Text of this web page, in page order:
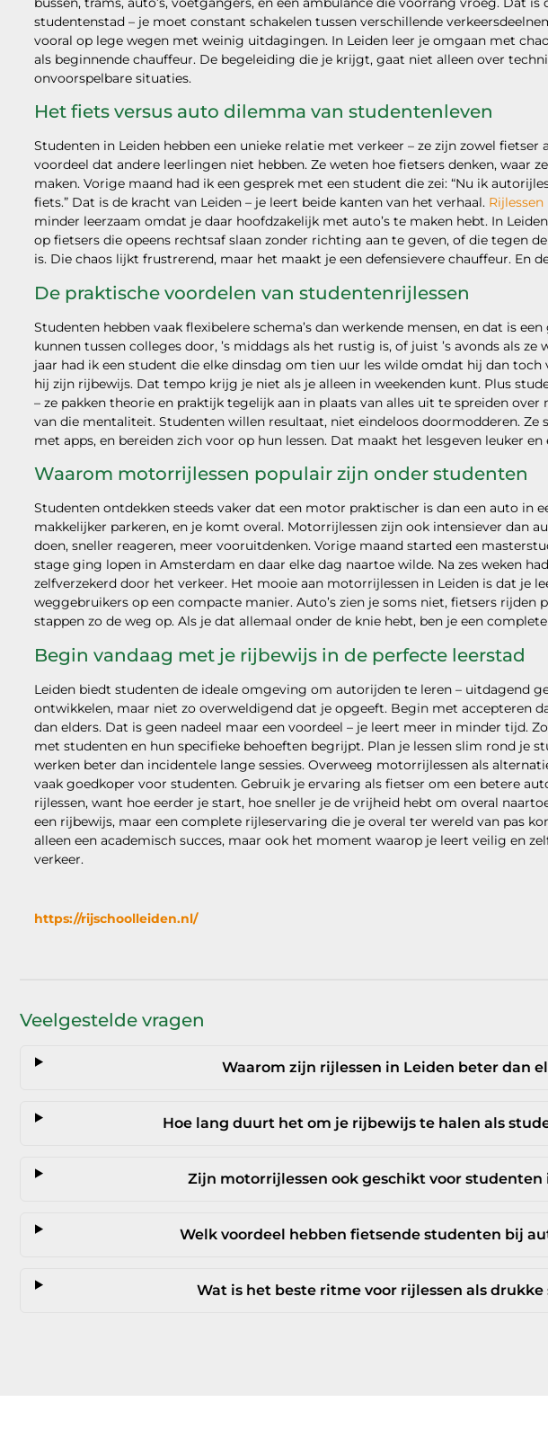
studentenstad – je moet constant schakelen tussen verschillende
vooral op lege wegen met weinig uitdagingen. In Leiden leer je omgaan met
als beginnende chauffeur. De begeleiding die je krijgt, gaat niet alleen over
onvoorspelbare situaties.
Het fiets versus auto dilemma van studentenleven
Studenten in Leiden hebben een unieke relatie met verkeer – ze zijn zowel
voordeel dat andere leerlingen niet hebben. Ze weten hoe fietsers denken, waar
maken. Vorige maand had ik een gesprek met een student die zei: “Nu ik
fiets.” Dat is de kracht van Leiden – je leert beide kanten van het verhaal.
minder leerzaam omdat je daar hoofdzakelijk met auto’s te maken hebt. In
op fietsers die opeens rechtsaf slaan zonder richting aan te geven, of die tegen
is. Die chaos lijkt frustrerend, maar het maakt je een defensievere chauffeur. En
De praktische voordelen van studentenrijlessen
Studenten hebben vaak flexibelere schema’s dan werkende mensen, en dat is
kunnen tussen colleges door, ’s middags als het rustig is, of juist ’s avonds als
jaar had ik een student die elke dinsdag om tien uur les wilde omdat hij dan toch
hij zijn rijbewijs. Dat tempo krijg je niet als je alleen in weekenden kunt. Plus
– ze pakken theorie en praktijk tegelijk aan in plaats van alles uit te spreiden over
van die mentaliteit. Studenten willen resultaat, niet eindeloos doormodderen. Ze
met apps, en bereiden zich voor op hun lessen. Dat maakt het lesgeven leuker en
Waarom motorrijlessen populair zijn onder studenten
Studenten ontdekken steeds vaker dat een motor praktischer is dan een auto in
makkelijker parkeren, en je komt overal. Motorrijlessen zijn ook intensiever dan
doen, sneller reageren, meer vooruitdenken. Vorige maand started een
stage ging lopen in Amsterdam en daar elke dag naartoe wilde. Na zes weken
zelfverzekerd door het verkeer. Het mooie aan motorrijlessen in Leiden is dat je
weggebruikers op een compacte manier. Auto’s zien je soms niet, fietsers rijden
stappen zo de weg op. Als je dat allemaal onder de knie hebt, ben je een
Begin vandaag met je rijbewijs in de perfecte leerstad
Leiden biedt studenten de ideale omgeving om autorijden te leren – uitdagend
ontwikkelen, maar niet zo overweldigend dat je opgeeft. Begin met accepteren
dan elders. Dat is geen nadeel maar een voordeel – je leert meer in minder tijd.
met studenten en hun specifieke behoeften begrijpt. Plan je lessen slim rond je
werken beter dan incidentele lange sessies. Overweeg motorrijlessen als
vaak goedkoper voor studenten. Gebruik je ervaring als fietser om een betere
rijlessen, want hoe eerder je start, hoe sneller je de vrijheid hebt om overal
een rijbewijs, maar een complete rijleservaring die je overal ter wereld van pas
alleen een academisch succes, maar ook het moment waarop je leert veilig en
verkeer.
https://rijschoolleiden.nl/
Veelgestelde vragen
Waarom zijn rijlessen in Leiden beter dan
Hoe lang duurt het om je rijbewijs te halen als
Zijn motorrijlessen ook geschikt voor studenten
Welk voordeel hebben fietsende studenten bij
Wat is het beste ritme voor rijlessen als